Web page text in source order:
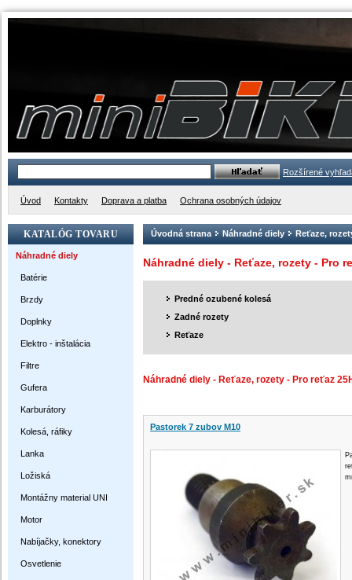
Rozšírené
Úvod Kontakty Doprava a platba Ochrana osobných údajov
KATALÓG TOVARU
Náhradné diely
Batérie
Brzdy
Doplnky
Elektro - inštalácia
Filtre
Gufera
Karburátory
Kolesá, ráfiky
Lanka
Ložiská
Montážny material UNI
Motor
Nabíjačky, konektory
Osvetlenie
Úvodná strana Náhradné diely Reťaze,
Náhradné diely - Reťaze, rozety - Pro
Predné ozubené kolesá
Zadné rozety
Reťaze
Náhradné diely - Reťaze, rozety - Pro reťaz
Pastorek 7 zubov M10